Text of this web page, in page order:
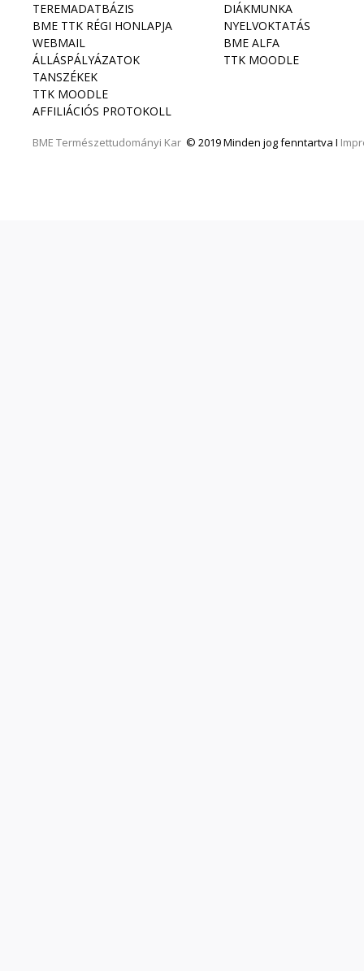
TEREMADATBÁZIS
BME TTK RÉGI HONLAPJA
WEBMAIL
ÁLLÁSPÁLYÁZATOK
TANSZÉKEK
TTK MOODLE
AFFILIÁCIÓS PROTOKOLL
BME Természettudományi Kar © 2019 Minden jog fenntartva I
DIÁKMUNKA
NYELVOKTATÁS
BME ALFA
TTK MOODLE